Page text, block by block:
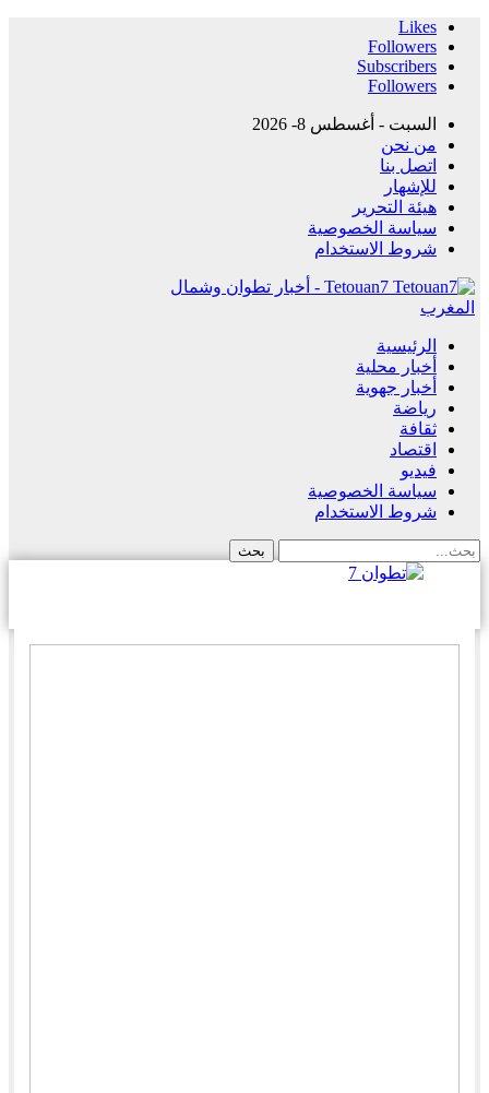
Likes
Followers
Subscribers
Followers
السبت - أغسطس 8- 2026
من نحن
اتصل بنا
للإشهار
هيئة التحرير
سياسة الخصوصية
شروط الاستخدام
Tetouan7 - أخبار تطوان وشمال
المغرب
الرئيسية
أخبار محلية
أخبار جهوية
رياضة
ثقافة
اقتصاد
فيديو
سياسة الخصوصية
شروط الاستخدام